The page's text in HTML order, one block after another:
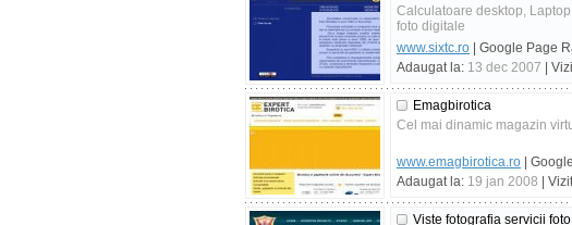
Calculatoare desktop,
foto digitale
www.sixtc.ro | Google Page
Adaugat la: 13 dec 2007 |
Emagbirotica
Cel mai dinamic magazin
www.emagbirotica.ro |
Adaugat la: 19 jan 2008 |
Viste fotografia servicii